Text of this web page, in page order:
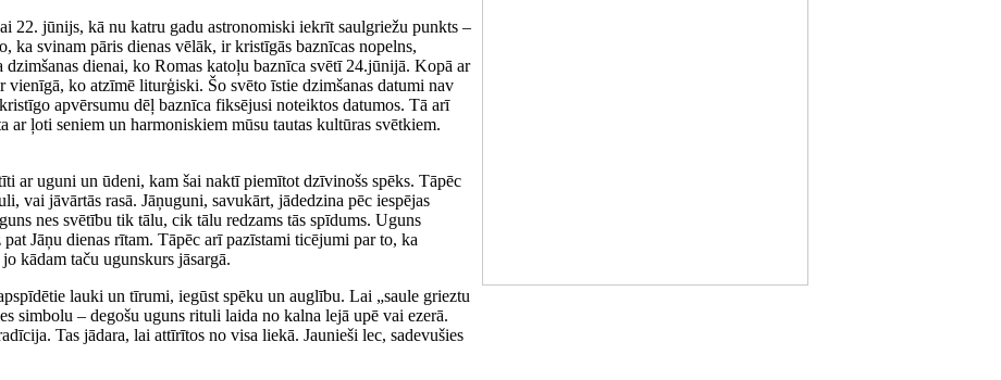
22. jūnijs, kā nu katru gadu astronomiski iekrīt saulgriežu punkts –
ka svinam pāris dienas vēlāk, ir kristīgās baznīcas nopelns,
dzimšanas dienai, ko Romas katoļu baznīca svētī 24.jūnijā. Kopā ar
vienīgā, ko atzīmē liturģiski. Šo svēto īstie dzimšanas datumi nav
apvērsumu dēļ baznīca fiksējusi noteiktos datumos. Tā arī
ar ļoti seniem un harmoniskiem mūsu tautas kultūras svētkiem.
ar uguni un ūdeni, kam šai naktī piemītot dzīvinošs spēks. Tāpēc
vai jāvārtās rasā. Jāņuguni, savukārt, jādedzina pēc iespējas
nes svētību tik tālu, cik tālu redzams tās spīdums. Uguns
Jāņu dienas rītam. Tāpēc arī pazīstami ticējumi par to, ka
kādam taču ugunskurs jāsargā.
lauki un tīrumi, iegūst spēku un auglību. Lai „saule grieztu
simbolu – degošu uguns rituli laida no kalna lejā upē vai ezerā.
Tas jādara, lai attīrītos no visa liekā. Jaunieši lec, sadevušies